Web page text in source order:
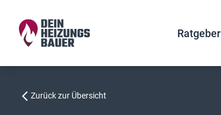
Ratgeber
Zurück zur Übersicht